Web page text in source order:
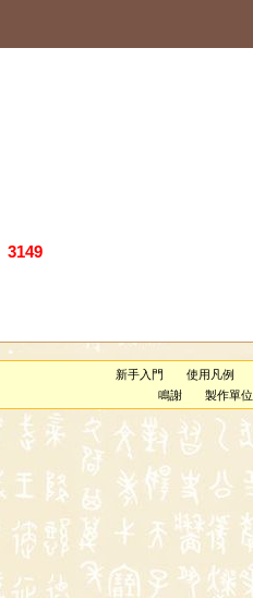
3149
新手入門 使用凡例
鳴謝
製作單位